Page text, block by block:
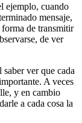
ejemplo, cuando
mensaje,
forma de transmitir
de ver
ver que cada
A veces
y en cambio
a cada cosa la